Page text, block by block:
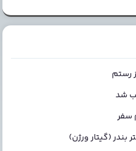
رستم
شد
سفر
بندر (گیتار ورژن)